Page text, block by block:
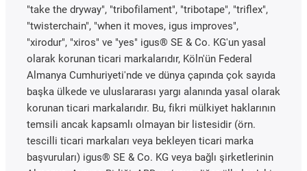
"take the dryway", "tribofilament", "tribotape", "triflex",
"twisterchain", "when it moves, igus improves",
"xirodur", "xiros" ve "yes" igus® SE & Co. KG'un yasal
olarak korunan ticari markalarıdır, Köln'ün Federal
Almanya Cumhuriyeti'nde ve dünya çapında çok sayıda
başka ülkede ve uluslararası yargı alanında yasal olarak
korunan ticari markalarıdır. Bu, fikri mülkiyet haklarının
temsili ancak kapsamlı olmayan bir listesidir (örn.
tescilli ticari markaları veya bekleyen ticari marka
başvuruları) igus® SE & Co. KG veya bağlı şirketlerinin